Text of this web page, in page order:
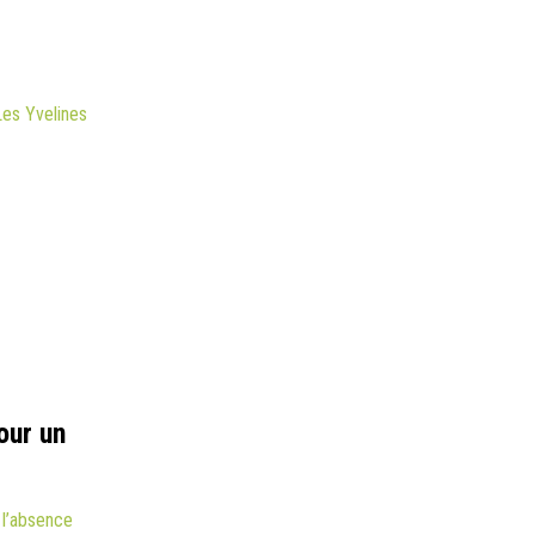
Yvelines
un